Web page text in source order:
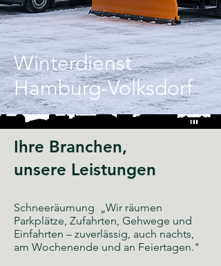
Winterdienst
Hamburg-Volksdorf
Ihre Branchen,
unsere Leistungen
Schneeräumung „Wir räumen
Parkplätze, Zufahrten, Gehwege und
Einfahrten – zuverlässig, auch nachts,
am Wochenende und an Feiertagen."